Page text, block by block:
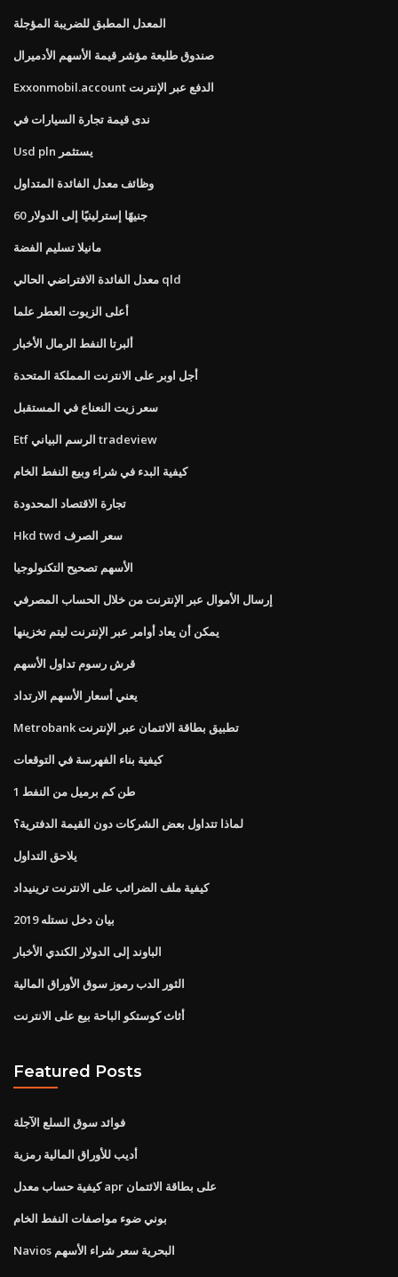
المعدل المطبق للضريبة المؤجلة
صندوق طليعة مؤشر قيمة الأسهم الأدميرال
Exxonmobil.account الدفع عبر الإنترنت
ندى قيمة تجارة السيارات في
Usd pln يستثمر
وظائف معدل الفائدة المتداول
60 جنيهًا إسترلينيًا إلى الدولار
مانيلا تسليم الفضة
معدل الفائدة الافتراضي الحالي qld
أعلى الزيوت العطر علما
ألبرتا النفط الرمال الأخبار
أجل اوبر على الانترنت المملكة المتحدة
سعر زيت النعناع في المستقبل
Etf الرسم البياني tradeview
كيفية البدء في شراء وبيع النفط الخام
تجارة الاقتصاد المحدودة
Hkd twd سعر الصرف
الأسهم تصحيح التكنولوجيا
إرسال الأموال عبر الإنترنت من خلال الحساب المصرفي
يمكن أن يعاد أوامر عبر الإنترنت ليتم تخزينها
قرش رسوم تداول الأسهم
يعني أسعار الأسهم الارتداد
Metrobank تطبيق بطاقة الائتمان عبر الإنترنت
كيفية بناء الفهرسة في التوقعات
1 طن كم برميل من النفط
لماذا تتداول بعض الشركات دون القيمة الدفترية؟
يلاحق التداول
كيفية ملف الضرائب على الانترنت ترينيداد
بيان دخل نستله 2019
الباوند إلى الدولار الكندي الأخبار
الثور الدب رموز سوق الأوراق المالية
أثاث كوستكو الباحة بيع على الانترنت
Featured Posts
فوائد سوق السلع الآجلة
أديب للأوراق المالية رمزية
كيفية حساب معدل apr على بطاقة الائتمان
بوني ضوء مواصفات النفط الخام
Navios البحرية سعر شراء الأسهم